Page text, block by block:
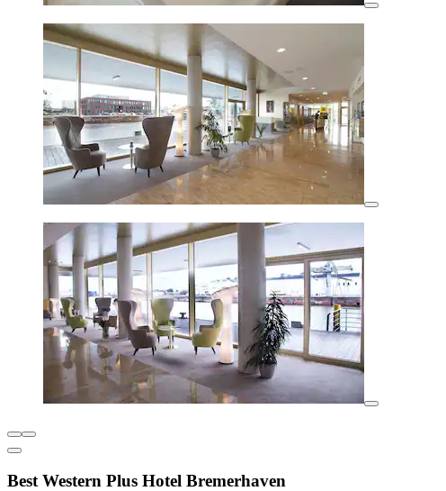
Best Western Plus Hotel Bremerhaven